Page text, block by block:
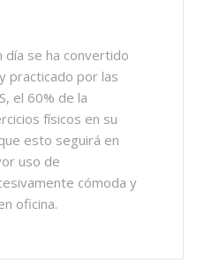
día se ha convertido
practicado por las
el 60% de la
físicos en su
esto seguirá en
uso de
cómoda y
oficina.